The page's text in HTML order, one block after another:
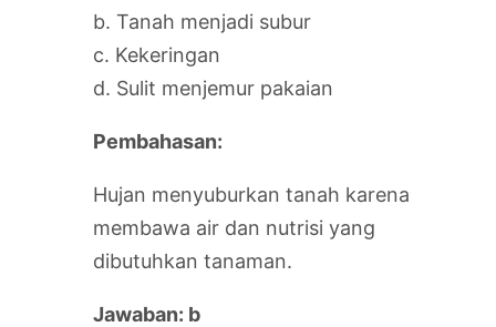
b. Tanah menjadi subur
c. Kekeringan
d. Sulit menjemur pakaian
Pembahasan:
Hujan menyuburkan tanah karena
membawa air dan nutrisi yang
dibutuhkan tanaman.
Jawaban: b